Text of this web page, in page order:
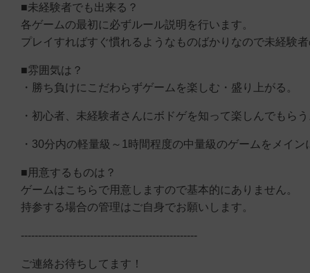
■未経験者でも出来る？
各ゲームの最初に必ずルール説明を行います。
プレイすればすぐ慣れるようなものばかりなので未経験
■雰囲気は？
・勝ち負けにこだわらずゲームを楽しむ・盛り上がる。
・初心者、未経験者さんにボドゲを知って楽しんでもら
・30分内の軽量級～1時間程度の中量級のゲームをメイン
■用意するものは？
ゲームはこちらで用意しますので基本的にありません。
持参する場合の管理はご自身でお願いします。
---------------------------------------------------
ご連絡お待ちしてます！